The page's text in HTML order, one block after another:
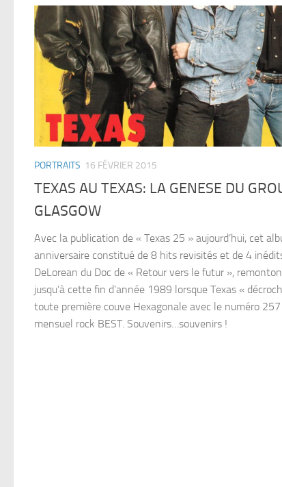
PORTRAITS 16 FÉVRIER 2015
TEXAS AU TEXAS: LA GENESE DU
GLASGOW
Avec la publication de « Texas 25 » aujourd’hui, cet
anniversaire constitué de 8 hits revisités et de 4
DeLorean du Doc de « Retour vers le futur »,
jusqu’à cette fin d’année 1989 lorsque Texas «
toute première couve Hexagonale avec le numéro
mensuel rock BEST. Souvenirs…souvenirs !